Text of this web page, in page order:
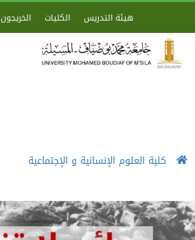
هيئة التدريس الكليات الخريجون
كلية العلوم الإنسانية و الإجتماعية